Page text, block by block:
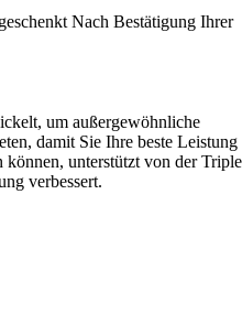
Nach Bestätigung Ihrer
um außergewöhnliche
damit Sie Ihre beste Leistung
unterstützt von der Triple
verbessert.